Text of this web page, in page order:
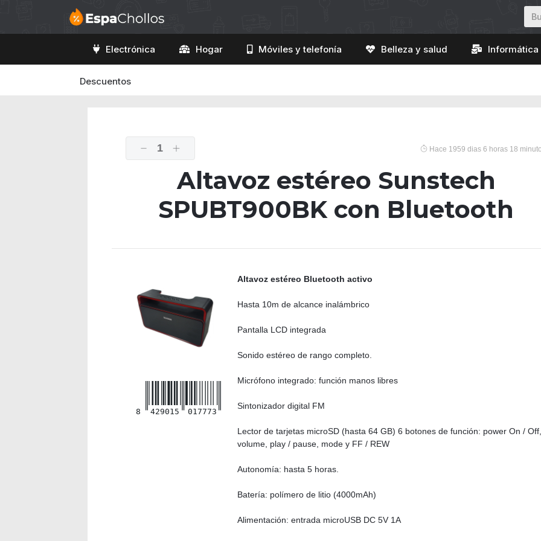
Electrónica Hogar Móviles y telefonía Belleza y salud
Descuentos
1 Hace 1959 dias 6 horas 18
Altavoz estéreo Sunstech
SPUBT900BK con Bluetooth
8 429015 017773
Altavoz estéreo Bluetooth activo
Hasta 10m de alcance inalámbrico
Pantalla LCD integrada
Sonido estéreo de rango completo.
Micrófono integrado: función manos libres
Sintonizador digital FM
Lector de tarjetas microSD (hasta 64 GB) 6 botones de función: power On / Off,
volume, play / pause, mode y FF / REW
Autonomía: hasta 5 horas.
Batería: polímero de litio (4000mAh)
Alimentación: entrada microUSB DC 5V 1A